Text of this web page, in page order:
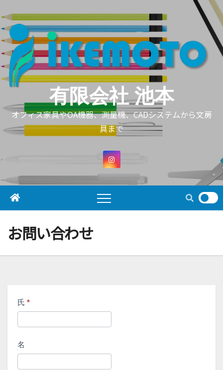
to
content
有限会社 池本
オフィス家具やOA機器、測量機、CADシステムから文房
具まで
お問い合わせ
お
問
い
合
氏 *
名
あな
の場